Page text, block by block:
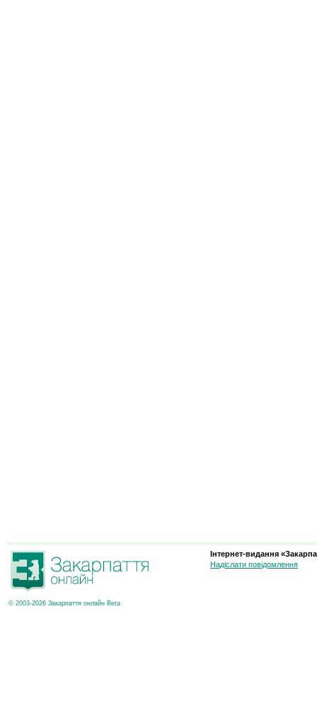
© 2003-2026 Закарпаття онлайн Beta
Інтернет-видання
Надіслати повідомлення